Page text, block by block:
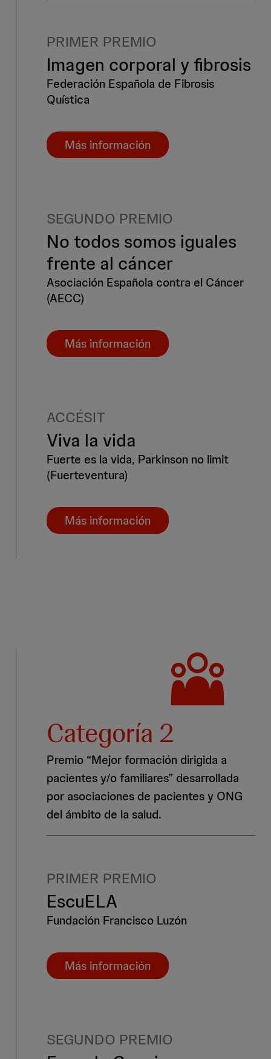
PRIMER PREMIO
Imagen corporal y fibrosis
Federación Española de Fibrosis
Quística
Más información
SEGUNDO PREMIO
No todos somos iguales
frente al cáncer
Asociación Española contra el Cáncer
(AECC)
Más información
ACCÉSIT
Viva la vida
Fuerte es la vida, Parkinson no limit
(Fuerteventura)
Más información
Categoría 2
Premio “Mejor formación dirigida a
pacientes y/o familiares” desarrollada
por asociaciones de pacientes y ONG
del ámbito de la salud.
PRIMER PREMIO
EscuELA
Fundación Francisco Luzón
Más información
SEGUNDO PREMIO